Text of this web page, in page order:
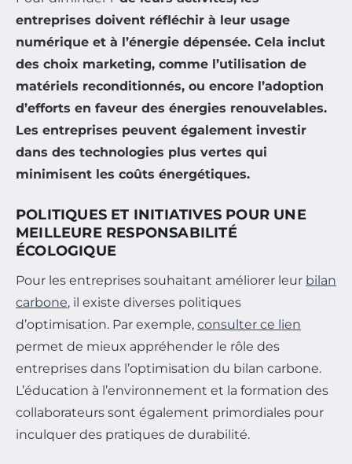
entreprises doivent réfléchir à leur usage
numérique et à l’énergie dépensée. Cela inclut
des choix marketing, comme l’utilisation de
matériels reconditionnés, ou encore l’adoption
d’efforts en faveur des énergies renouvelables.
Les entreprises peuvent également investir
dans des technologies plus vertes qui
minimisent les coûts énergétiques.
POLITIQUES ET INITIATIVES POUR UNE
MEILLEURE RESPONSABILITÉ
ÉCOLOGIQUE
Pour les entreprises souhaitant améliorer leur bilan
carbone, il existe diverses politiques
d’optimisation. Par exemple, consulter ce lien
permet de mieux appréhender le rôle des
entreprises dans l’optimisation du bilan carbone.
L’éducation à l’environnement et la formation des
collaborateurs sont également primordiales pour
inculquer des pratiques de durabilité.